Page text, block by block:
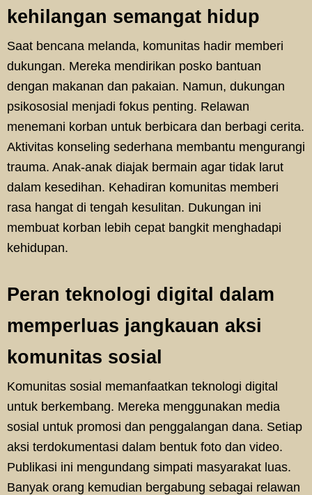
kehilangan semangat hidup
Saat bencana melanda, komunitas hadir memberi
dukungan. Mereka mendirikan posko bantuan
dengan makanan dan pakaian. Namun, dukungan
psikososial menjadi fokus penting. Relawan
menemani korban untuk berbicara dan berbagi cerita.
Aktivitas konseling sederhana membantu mengurangi
trauma. Anak-anak diajak bermain agar tidak larut
dalam kesedihan. Kehadiran komunitas memberi
rasa hangat di tengah kesulitan. Dukungan ini
membuat korban lebih cepat bangkit menghadapi
kehidupan.
Peran teknologi digital dalam
memperluas jangkauan aksi
komunitas sosial
Komunitas sosial memanfaatkan teknologi digital
untuk berkembang. Mereka menggunakan media
sosial untuk promosi dan penggalangan dana. Setiap
aksi terdokumentasi dalam bentuk foto dan video.
Publikasi ini mengundang simpati masyarakat luas.
Banyak orang kemudian bergabung sebagai relawan